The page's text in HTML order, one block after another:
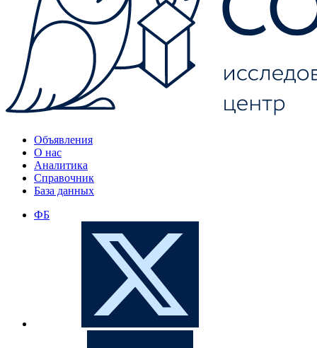
Объявления
О нас
Аналитика
Справочник
База данных
ФБ